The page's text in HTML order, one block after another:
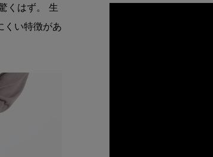
くはず。 生
くい特徴があ